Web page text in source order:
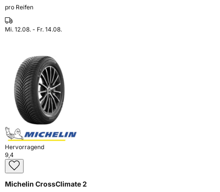
pro Reifen
Mi. 12.08. - Fr. 14.08.
Hervorragend
9,4
Michelin CrossClimate 2